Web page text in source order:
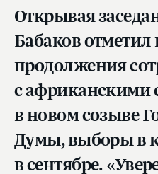
Открывая
Бабаков
продолжения
с африканскими
в новом созыве
Думы, выборы в
в сентябре.